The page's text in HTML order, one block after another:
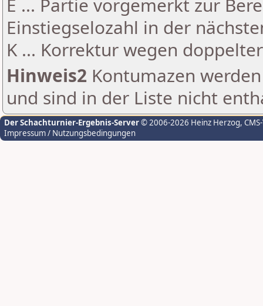
E ... Partie vorgemerkt zur
Einstiegselozahl in der
K ... Korrektur wegen
Hinweis2 Kontumazen
und sind in der Liste nicht
Der Schachturnier-Ergebnis-Server© 2006-2026 Heinz Herzog,
Impressum / Nutzungsbedingungen